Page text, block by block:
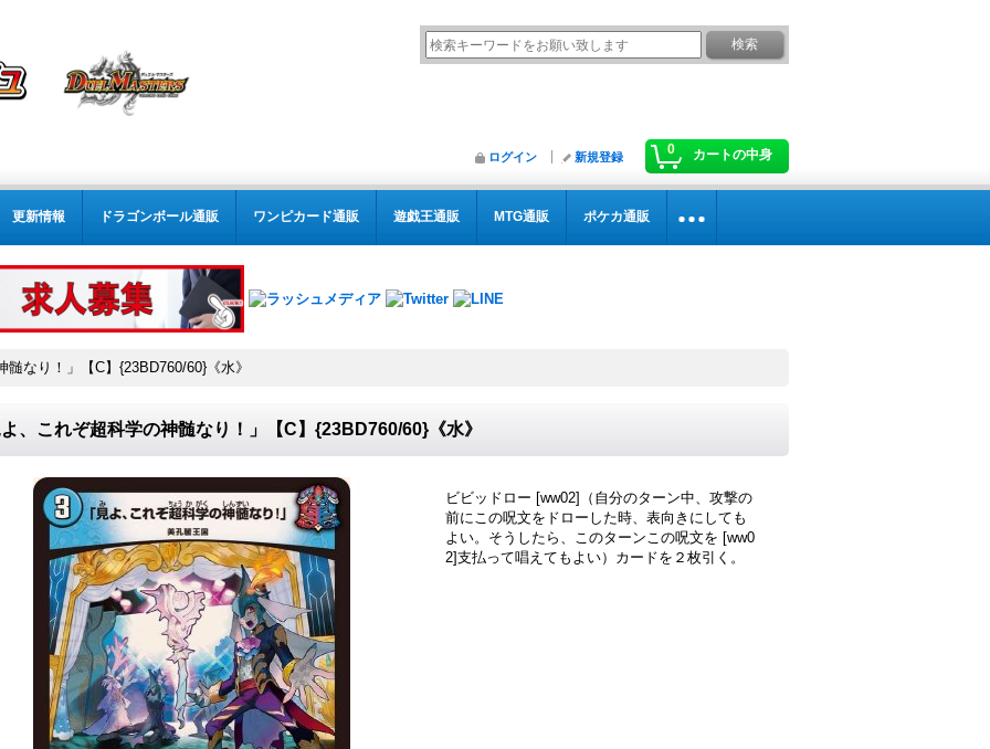
0 カートの中身
ログイン 新規登録
更新情報 ドラゴンボール通販 ワンピカード通販 遊戯王通販 MTG通販 ポケカ通販
なり！」【C】{23BD760/60}《水》
、これぞ超科学の神髄なり！」【C】{23BD760/60}《水》
ビビッドロー [ww02]（自分のターン中、攻撃の
前にこの呪文をドローした時、表向きにしても
よい。そうしたら、このターンこの呪文を [ww0
2]支払って唱えてもよい）カードを２枚引く。